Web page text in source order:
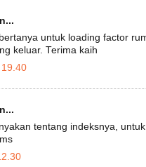
untuk loading factor
keluar. Terima kaih
tentang indeksnya,